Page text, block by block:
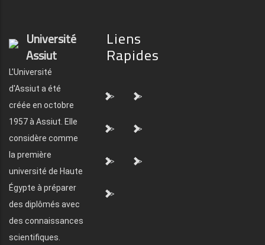
Université
Assiut
L'Université
d'Assiut a été
créée en octobre
1957 à Assiut. Elle
considère comme
la première
université de Haute
Égypte à préparer
des diplômés avec
des connaissances
scientifiques.
Liens
Rapides
"> ">
"> ">
"> ">
">